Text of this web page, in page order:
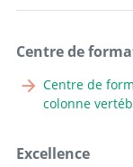
Chef de clinique
Aller au profil
Aller au profil
Centre de
Centre de
colonne
Excellence